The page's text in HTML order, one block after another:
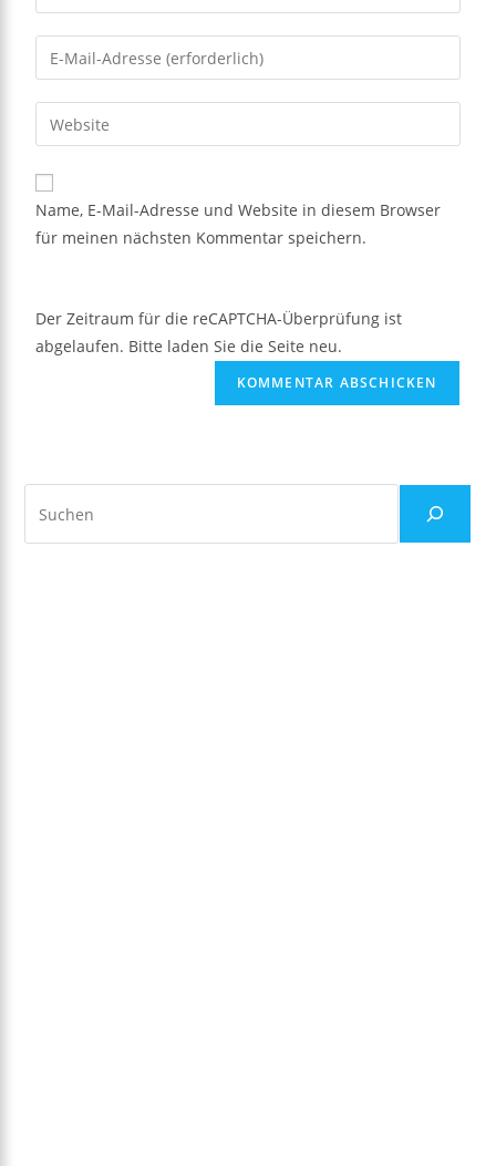
Name, E-Mail-Adresse und Website in diesem Browser
für meinen nächsten Kommentar speichern.
Der Zeitraum für die reCAPTCHA-Überprüfung ist
abgelaufen. Bitte laden Sie die Seite neu.